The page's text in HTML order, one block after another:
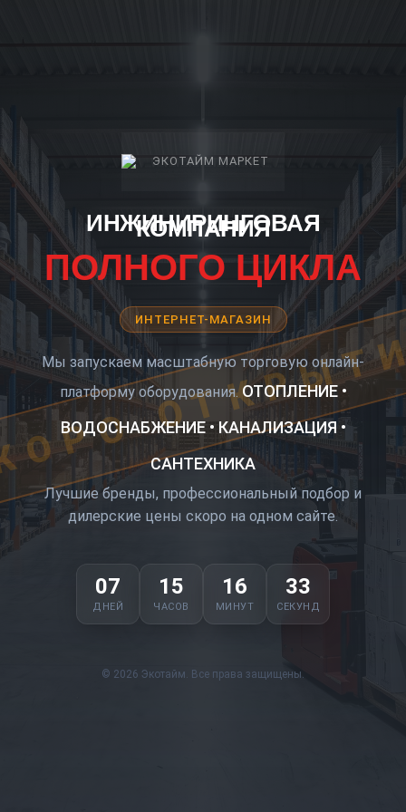
ИНЖИНИРИНГОВАЯ
КОМПАНИЯ
ПОЛНОГО ЦИКЛА
ИНТЕРНЕТ-МАГАЗИН
Мы запускаем масштабную торговую онлайн-
платформу оборудования. ОТОПЛЕНИЕ •
ВОДОСНАБЖЕНИЕ • КАНАЛИЗАЦИЯ •
САНТЕХНИКА
Лучшие бренды, профессиональный подбор и
дилерские цены скоро на одном сайте.
07
ДНЕЙ
15
ЧАСОВ
16
МИНУТ
33
СЕКУНД
© 2026 Экотайм. Все права защищены.